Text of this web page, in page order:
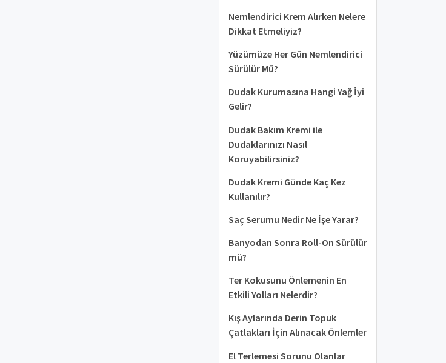
Nemlendirici Krem Alırken Nelere
Dikkat Etmeliyiz?
Yüzümüze Her Gün Nemlendirici
Sürülür Mü?
Dudak Kurumasına Hangi Yağ İyi
Gelir?
Dudak Bakım Kremi ile
Dudaklarınızı Nasıl
Koruyabilirsiniz?
Dudak Kremi Günde Kaç Kez
Kullanılır?
Saç Serumu Nedir Ne İşe Yarar?
Banyodan Sonra Roll-On Sürülür
mü?
Ter Kokusunu Önlemenin En
Etkili Yolları Nelerdir?
Kış Aylarında Derin Topuk
Çatlakları İçin Alınacak Önlemler
El Terlemesi Sorunu Olanlar